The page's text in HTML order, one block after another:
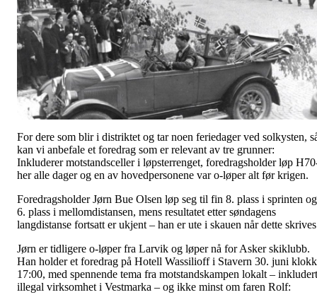
For dere som blir i distriktet og tar noen feriedager ved solkysten,
kan vi anbefale et foredrag som er relevant av tre grunner:
Inkluderer motstandsceller i løpsterrenget, foredragsholder løp
her alle dager og en av hovedpersonene var o-løper alt før krigen.
Foredragsholder Jørn Bue Olsen løp seg til fin 8. plass i sprinten og
6. plass i mellomdistansen, mens resultatet etter søndagens
langdistanse fortsatt er ukjent – han er ute i skauen når dette
Jørn er tidligere o-løper fra Larvik og løper nå for Asker skiklubb.
Han holder et foredrag på Hotell Wassilioff i Stavern 30. juni
17:00, med spennende tema fra motstandskampen lokalt – inkludert
illegal virksomhet i Vestmarka – og ikke minst om faren Rolf: